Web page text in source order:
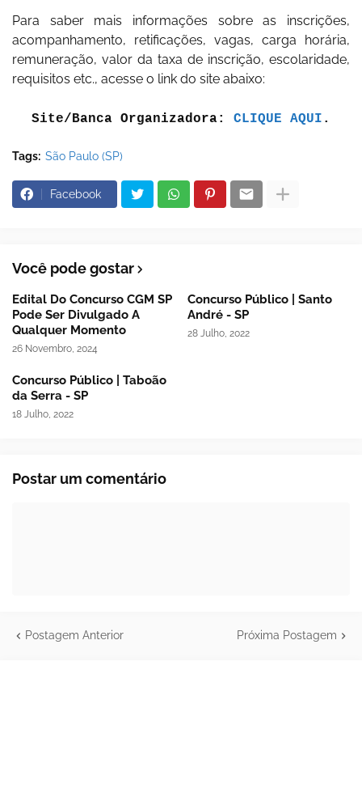
Para saber mais informações sobre as inscrições,
acompanhamento, retificações, vagas, carga horária,
remuneração, valor da taxa de inscrição, escolaridade,
requisitos etc., acesse o link do site abaixo:
Site/Banca Organizadora: CLIQUE AQUI .
Tags: São Paulo (SP)
Facebook
Você pode gostar
Edital Do Concurso CGM SP
Pode Ser Divulgado A
Qualquer Momento
26 Novembro, 2024
Concurso Público | Santo
André - SP
28 Julho, 2022
Concurso Público | Taboão
da Serra - SP
18 Julho, 2022
Postar um comentário
Postagem Anterior Próxima Postagem